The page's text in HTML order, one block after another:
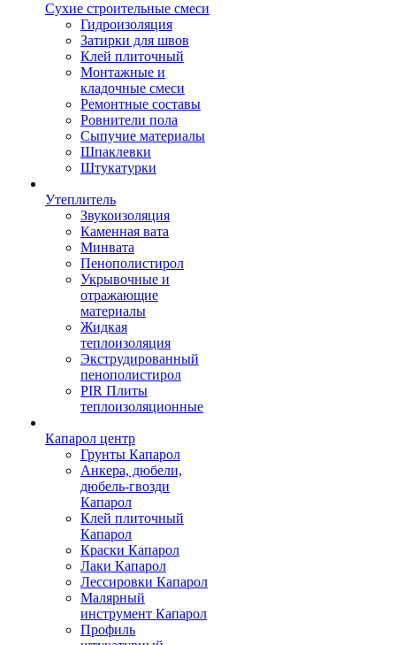
Сухие строительные смеси
Гидроизоляция
Затирки для швов
Клей плиточный
Монтажные и
кладочные смеси
Ремонтные составы
Ровнители пола
Сыпучие материалы
Шпаклевки
Штукатурки
Утеплитель
Звукоизоляция
Каменная вата
Минвата
Пенополистирол
Укрывочные и
отражающие
материалы
Жидкая
теплоизоляция
Экструдированный
пенополистирол
PIR Плиты
теплоизоляционные
Капарол центр
Грунты Капарол
Анкера, дюбели,
дюбель-гвозди
Капарол
Клей плиточный
Капарол
Краски Капарол
Лаки Капарол
Лессировки Капарол
Малярный
инструмент Капарол
Профиль